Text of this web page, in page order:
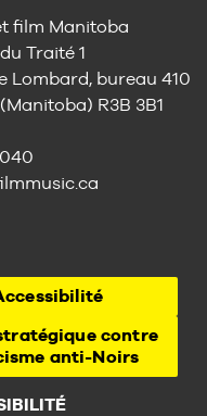
film Manitoba
Traité 1
Lombard, bureau 410
R3B 3B1
contre
anti-Noirs